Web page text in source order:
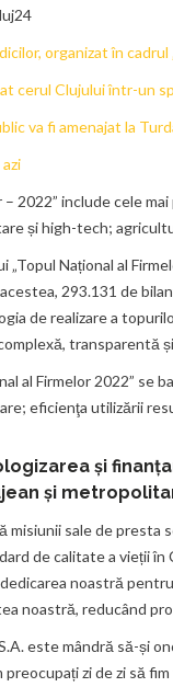
organizat în cadrul
cerul Clujului într-un
va fi amenajat la
– 2022” include cele
și high-tech;
„Topul Național al
293.131 de
de realizare a
transparentă
al Firmelor 2022”
eficienţa utilizării
și
și
misiunii sale de presta
de calitate a vieții
noastră
noastră, reducând
este mândră să-și
zi de zi să